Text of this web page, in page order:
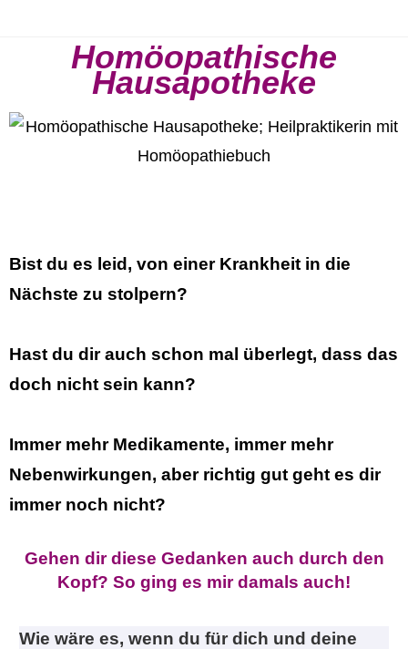
Homöopathische
Hausapotheke
Bist du es leid, von einer Krankheit in die
Nächste zu stolpern?
Hast du dir auch schon mal überlegt, dass das
doch nicht sein kann?
Immer mehr Medikamente, immer mehr
Nebenwirkungen, aberrichtig gut geht es dir
immer noch nicht?
Gehen dir diese Gedanken auch durch den
Kopf? So ging es mir damals auch!
Wie wäre es, wenn du für dich und deine